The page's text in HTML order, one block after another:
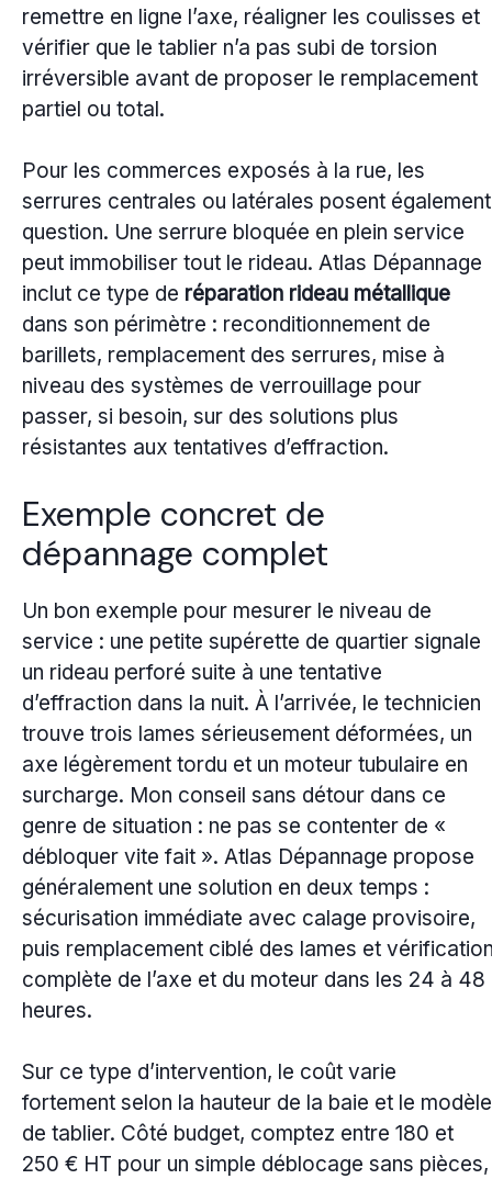
remettre en ligne l’axe, réaligner les coulisses et
vérifier que le tablier n’a pas subi de torsion
irréversible avant de proposer le remplacement
partiel ou total.
Pour les commerces exposés à la rue, les
serrures centrales ou latérales posent également
question. Une serrure bloquée en plein service
peut immobiliser tout le rideau. Atlas Dépannage
inclut ce type de réparation rideau métallique
dans son périmètre : reconditionnement de
barillets, remplacement des serrures, mise à
niveau des systèmes de verrouillage pour
passer, si besoin, sur des solutions plus
résistantes aux tentatives d’effraction.
Exemple concret de
dépannage complet
Un bon exemple pour mesurer le niveau de
service : une petite supérette de quartier signale
un rideau perforé suite à une tentative
d’effraction dans la nuit. À l’arrivée, le technicien
trouve trois lames sérieusement déformées, un
axe légèrement tordu et un moteur tubulaire en
surcharge. Mon conseil sans détour dans ce
genre de situation : ne pas se contenter de «
débloquer vite fait ». Atlas Dépannage propose
généralement une solution en deux temps :
sécurisation immédiate avec calage provisoire,
puis remplacement ciblé des lames et
complète de l’axe et du moteur dans les 24 à 48
heures.
Sur ce type d’intervention, le coût varie
fortement selon la hauteur de la baie et le modèle
de tablier. Côté budget, comptez entre 180 et
250 € HT pour un simple déblocage sans pièces,